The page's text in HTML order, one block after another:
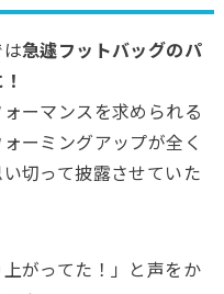
急遽フットバッグのパ
ーマンスを求められる
ーミングアップが全く
切って披露させていた
がってた！」と声をか